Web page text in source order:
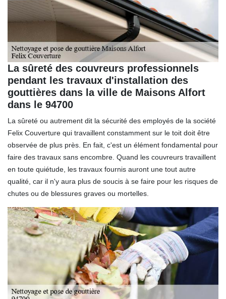
La sûreté des couvreurs professionnels
pendant les travaux d'installation des
gouttières dans la ville de Maisons Alfort
dans le 94700
La sûreté ou autrement dit la sécurité des employés de la société
Felix Couverture qui travaillent constamment sur le toit doit être
observée de plus près. En fait, c'est un élément fondamental pour
faire des travaux sans encombre. Quand les couvreurs travaillent
en toute quiétude, les travaux fournis auront une tout autre
qualité, car il n'y aura plus de soucis à se faire pour les risques de
chutes ou de blessures graves ou mortelles.